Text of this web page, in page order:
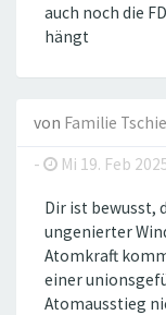
auch noch die
hängt
von Familie
-
Mi 19. Feb
Dir ist bewusst,
ungenierter
Atomkraft
einer
Atomausstieg